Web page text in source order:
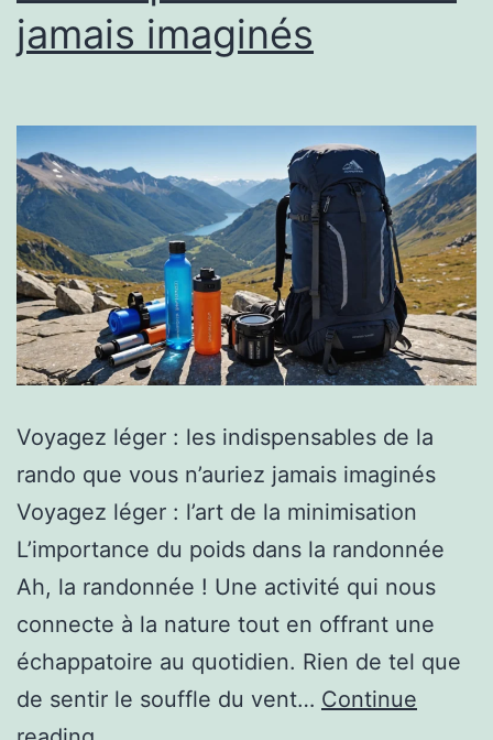
jamais imaginés
Voyagez léger : les indispensables de la
rando que vous n’auriez jamais imaginés
Voyagez léger : l’art de la minimisation
L’importance du poids dans la randonnée
Ah, la randonnée ! Une activité qui nous
connecte à la nature tout en offrant une
échappatoire au quotidien. Rien de tel que
de sentir le souffle du vent… Continue